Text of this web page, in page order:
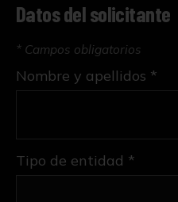
Datos del solicitante
* Campos obligatorios
Tipo de entidad *
Nombre y apellidos *